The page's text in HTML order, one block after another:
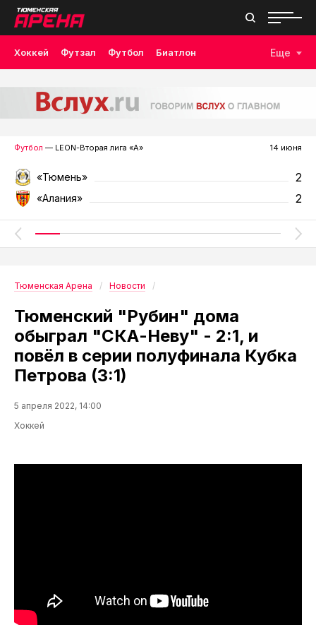
Хоккей Футзал Футбол Биатлон Еще
Футбол — LEON-Вторая лига «А» 14 июня
«Тюмень» 2
«Алания» 2
Тюменская Арена Новости
Тюменский "Рубин" дома
обыграл "СКА-Неву" - 2:1, и
повёл в серии полуфинала Кубка
Петрова (3:1)
5 апреля 2022, 14:00
Хоккей